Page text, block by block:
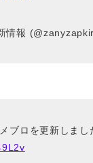
情報
ブロを更新しまし